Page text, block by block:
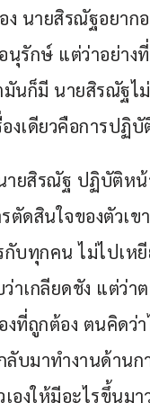
ง นายสิรณัฐอยา
นุรักษ์ แต่ว่าอย่า
นก็มี นายสิรณัฐไ
งเดียวคือการปฏิ
ายสิรณัฐ ปฏิบัติห
ตัดสินใจของตัวเ
บทุกคน ไม่ไปเห
าเกลียดชัง แต่ว่
ที่ถูกต้อง ตนคิดว่า
ลับมาทำงานด้าน
เองให้มีอะไรขึ้น